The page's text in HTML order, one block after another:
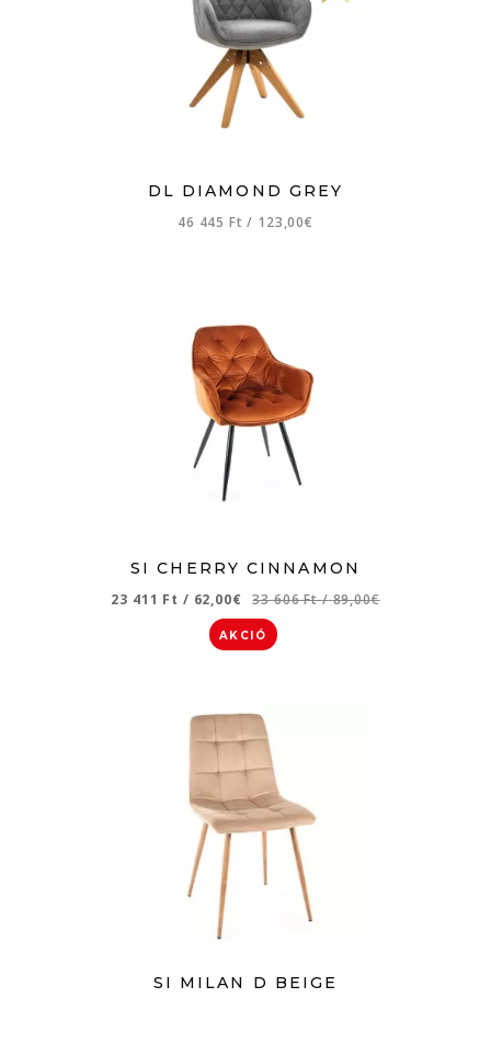
DL DIAMOND GREY
46 445 Ft/ 123,00€
SI CHERRY CINNAMON
23 411 Ft / 62,00€ 33 606 Ft/ 89,00€
AKCIÓ
SI MILAN D BEIGE